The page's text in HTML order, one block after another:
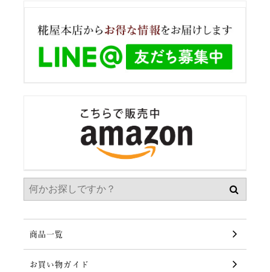
商品一覧
お買い物ガイド